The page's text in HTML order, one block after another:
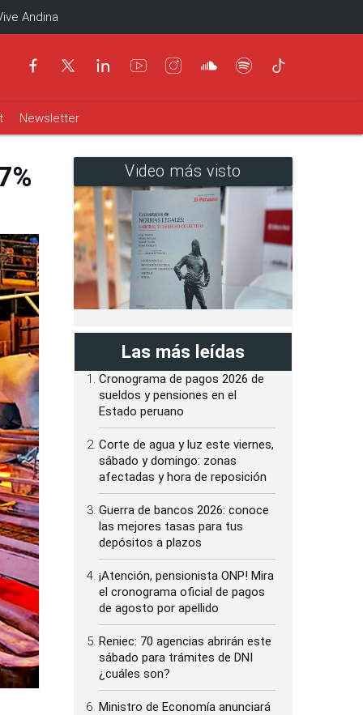
Andina
Newsletter
Video más visto
Las más leídas
Cronograma de pagos 2026 de
sueldos y pensiones en el
Estado peruano
Corte de agua y luz este viernes,
sábado y domingo: zonas
afectadas y hora de reposición
Guerra de bancos 2026: conoce
las mejores tasas para tus
depósitos a plazos
¡Atención, pensionista ONP! Mira
el cronograma oficial de pagos
de agosto por apellido
Reniec: 70 agencias abrirán este
sábado para trámites de DNI
¿cuáles son?
Ministro de Economía anunciará